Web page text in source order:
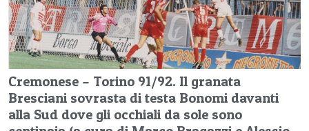
Cremonese – Torino 91/92. Il granata
Bresciani sovrasta di testa Bonomi davanti
alla Sud dove gli occhiali da sole sono